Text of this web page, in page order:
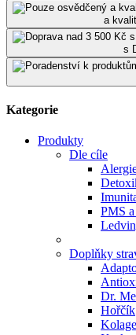
a
s
Kategorie
Produkty
Dle cíle
PMS
Doplňky
Dr.
Hořčík